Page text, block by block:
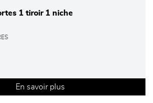
1 tiroir 1 niche
En savoir plus